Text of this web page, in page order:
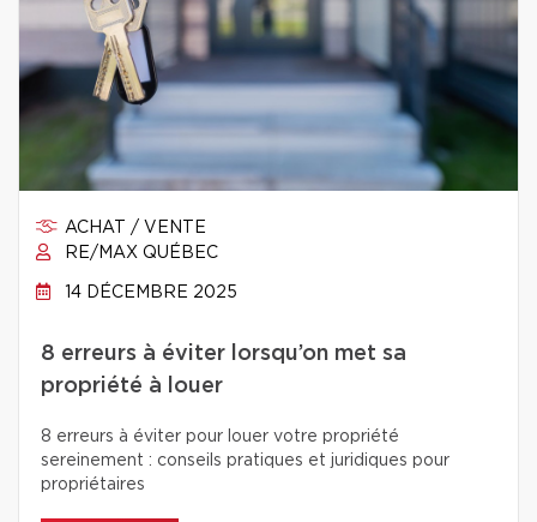
ACHAT / VENTE
RE/MAX QUÉBEC
14 DÉCEMBRE 2025
8 erreurs à éviter lorsqu’on met sa
propriété à louer
8 erreurs à éviter pour louer votre propriété
sereinement : conseils pratiques et juridiques pour
propriétaires